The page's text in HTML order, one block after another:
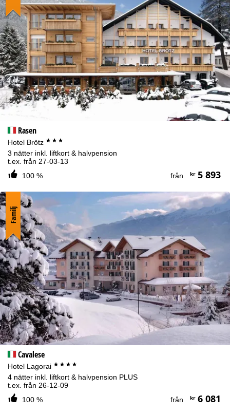
Rasen
Hotel Brötz ***
3 nätter inkl. liftkort & halvpension
t.ex. från 27-03-13
100 %
från kr5 893
Cavalese
Hotel Lagorai ****
4 nätter inkl. liftkort & halvpension PLUS
t.ex. från 26-12-09
100 %
från kr6 081
Familj